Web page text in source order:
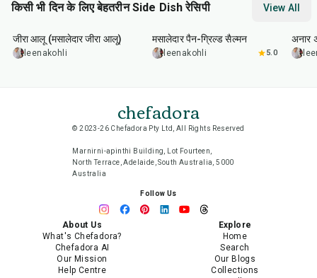
किसी भी दिन के लिए बेहतरीन Side Dish रेसिपी View All
25
जीरा आलू (मसालेदार जीरा आलू)
leenakohli
min
मसालेदार पैन-ग्रिल्ड सैल्मन
leenakohli 5.0
अनार
chefadora
© 2023-26 Chefadora Pty Ltd, All Rights Reserved
Marnirni-apinthi Building, Lot Fourteen,
North Terrace, Adelaide, South Australia, 5000
Australia
Follow Us
About Us
What's Chefadora?
Chefadora AI
Our Mission
Help Centre
Explore
Home
Search
Our Blogs
Collections